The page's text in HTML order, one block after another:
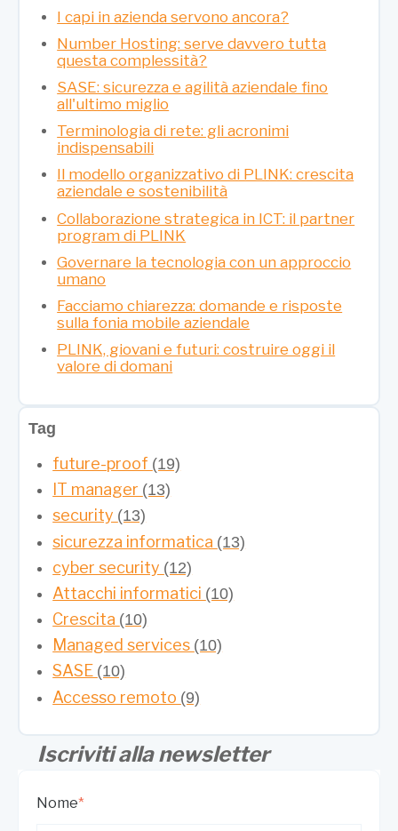
I capi in azienda servono ancora?
Number Hosting: serve davvero tutta
questa complessità?
SASE: sicurezza e agilità aziendale fino
all'ultimo miglio
Terminologia di rete: gli acronimi
indispensabili
Il modello organizzativo di PLINK: crescita
aziendale e sostenibilità
Collaborazione strategica in ICT: il partner
program di PLINK
Governare la tecnologia con un approccio
umano
Facciamo chiarezza: domande e risposte
sulla fonia mobile aziendale
PLINK, giovani e futuri: costruire oggi il
valore di domani
Tag
future-proof (19)
IT manager (13)
security (13)
sicurezza informatica (13)
cyber security (12)
Attacchi informatici (10)
Crescita (10)
Managed services (10)
SASE (10)
Accesso remoto (9)
Iscriviti alla newsletter
Nome*